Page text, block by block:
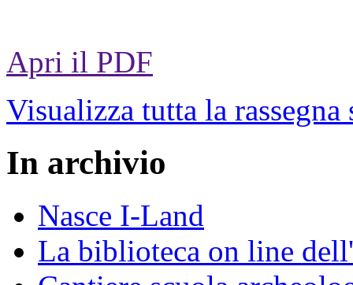
Apri il PDF
Visualizza tutta la rassegna
In archivio
Nasce I-Land
La biblioteca on line